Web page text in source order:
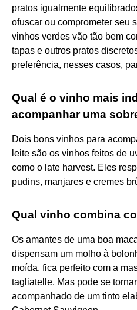
pratos igualmente
ofuscar ou comprometer seu
vinhos verdes vão tão bem
tapas e outros pratos
preferência, nesses casos,
Qual é o vinho mais
acompanhar uma
Dois bons vinhos para
leite são os vinhos feitos de
como o late harvest. Eles
pudins, manjares e cremes
Qual vinho combina
Os amantes de uma boa
dispensam um molho à
moída, fica perfeito com a
tagliatelle. Mas pode se
acompanhado de um tinto